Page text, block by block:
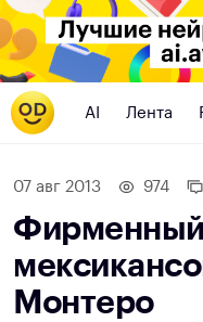
AI Лента
07 авг 2013 974
Фирменный
Монтеро